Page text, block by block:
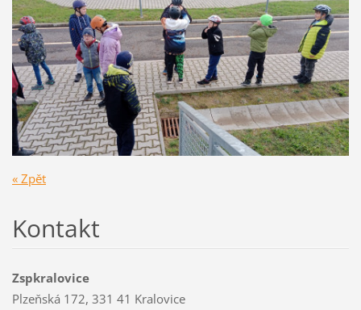
« Zpět
Kontakt
Zspkralovice
Plzeňská 172, 331 41 Kralovice